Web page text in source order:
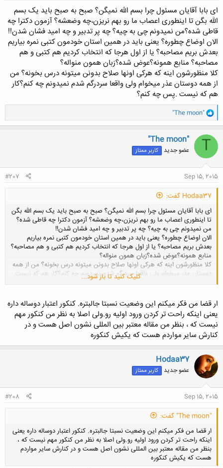
ای بابا آقایان مسئول چرا بسم الله نمیگن؟ صبح به صبح باید یک بسم
الله بگن تا اینطوری اعصاب ما رو بهم نریزن،چه وضعشه؟ آزمون دکترا چه
قاطی شده؟من نمیدونم چی به چیه؟ چه پر تدبیر و چه امید فشان شدن!!
الان اوضاع چطوره؟ یعنی باید در همین استان خودمون کتبی نمره بیاریم
بعدش بریم مصاحبه؟ یا از اول هرجا که انتخاب کردیم هم کتبی و هم
مصاحبه؟ منابع همونه؟عوض شده؟زبان همون منواله؟
کلا منظورشون اینه که هرکی اونها صلاح بدونن میتونه درس بخونه؟ من
از همه دوستان عذر میخوام ولی واقعا سردرگم شدم نمیدونم چه کنم؟کار
هم که نیست .پس چه کنم؟
و
ا
ک
ن
ش
ا
"The moon"
T
"The moon"
عضو جدید کاربر ممتاز
Sep 15, 2015
#207
Hodaa37 گفت:
ای بابا آقایان مسئول چرا بسم الله نمیگن؟ صبح به صبح باید یک بسم الله بگن
تا اینطوری اعصاب ما رو بهم نریزن،چه وضعشه؟ آزمون دکترا چه قاطی شده؟
من نمیدونم چی به چیه؟ چه پر تدبیر و چه امید فشان شدن!!
الان اوضاع چطوره؟ یعنی باید در همین استان خودمون کتبی نمره بیاریم
بعدش بریم مصاحبه؟ یا از اول هرجا که انتخاب کردیم هم کتبی و هم مصاحبه؟
منابع همونه؟عوض شده؟زبان همون منواله؟
کلا منظورشون اینه که هرکی اونها صلاح بدونن میتونه درس بخونه؟ من از همه
دوستان عذر میخوام ولی واقعا سردرگم شدم نمیدونم چه کنم؟کار هم که نیست
کلیک کنید تا باز شود...
ار قضا من فکر میکنم این وضعیت نسبتا جالبتره. کنکور اعتبار دوساله داره
یعنی اینکه راحت تر کردن ورود اولیه رو.ولی اصلا به نظر من کنکور مهم
نیست که ، بنظر من مقاله معتبر بین المللی نشون اصل هست و در
کنارش سایر مواردم هست که یکیش کنکوره
Hodaa37
عضو جدید کاربر ممتاز
Sep 15, 2015
#208
"The moon" گفت:
ار قضا من فکر میکنم این وضعیت نسبتا جالبتره. کنکور اعتبار دوساله داره یعنی
اینکه راحت تر کردن ورود اولیه رو.ولی اصلا به نظر من کنکور مهم نیست که ،
بنظر من مقاله معتبر بین المللی نشون اصل هست و در کنارش سایر مواردم
هست که یکیش کنکوره